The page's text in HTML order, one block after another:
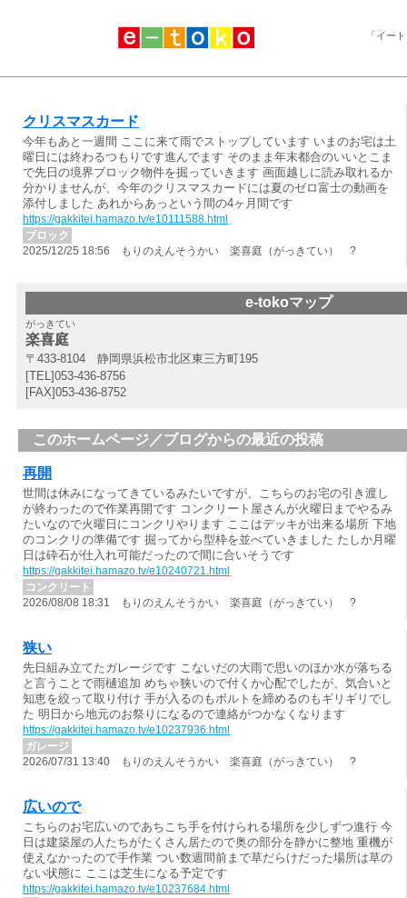
「イー
クリスマスカード
今年もあと一週間 ここに来て雨でストップしています いまのお宅は土
曜日には終わるつもりです進んでます そのまま年末都合のいいとこま
で先日の境界ブロック物件を掘っていきます 画面越しに読み取れるか
分かりませんが、今年のクリスマスカードには夏のゼロ富士の動画を
添付しました あれからあっという間の4ヶ月間です
https://gakkitei.hamazo.tv/e10111588.html
ブロック
2025/12/25 18:56 もりのえんそうかい 楽喜庭（がっきてい） ?
e-tokoマップ
がっきてい
楽喜庭
〒433-8104 静岡県浜松市北区東三方町195
[TEL]053-436-8756
[FAX]053-436-8752
このホームページ／ブログからの最近の投稿
再開
世間は休みになってきているみたいですが、こちらのお宅の引き渡し
が終わったので作業再開です コンクリート屋さんが火曜日までやるみ
たいなので火曜日にコンクリやります ここはデッキが出来る場所 下地
のコンクリの準備です 掘ってから型枠を並べていきました たしか月曜
日は砕石が仕入れ可能だったので間に合いそうです
https://gakkitei.hamazo.tv/e10240721.html
コンクリート
2026/08/08 18:31 もりのえんそうかい 楽喜庭（がっきてい） ?
狭い
先日組み立てたガレージです こないだの大雨で思いのほか水が落ちる
と言うことで雨樋追加 めちゃ狭いので付くか心配でしたが、気合いと
知恵を絞って取り付け 手が入るのもボルトを締めるのもギリギリでし
た 明日から地元のお祭りになるので連絡がつかなくなります
https://gakkitei.hamazo.tv/e10237936.html
ガレージ
2026/07/31 13:40 もりのえんそうかい 楽喜庭（がっきてい） ?
広いので
こちらのお宅広いのであちこち手を付けられる場所を少しずつ進行 今
日は建築屋の人たちがたくさん居たので奥の部分を静かに整地 重機が
使えなかったので手作業 つい数週間前まで草だらけだった場所は草の
ない状態に ここは芝生になる予定です
https://gakkitei.hamazo.tv/e10237684.html